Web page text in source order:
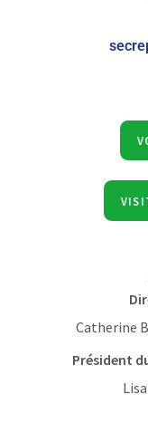
Catherine
Président